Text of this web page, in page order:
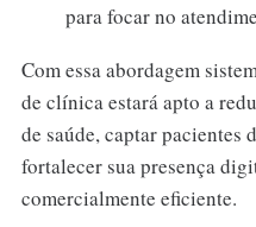
para focar no
Com essa abordagem
de clínica estará apto a
de saúde, captar
fortalecer sua presença
comercialmente eficiente.